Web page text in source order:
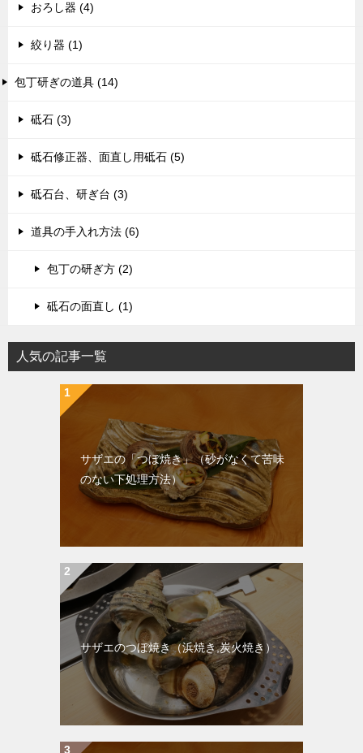
おろし器 (4)
絞り器 (1)
包丁研ぎの道具 (14)
砥石 (3)
砥石修正器、面直し用砥石 (5)
砥石台、研ぎ台 (3)
道具の手入れ方法 (6)
包丁の研ぎ方 (2)
砥石の面直し (1)
人気の記事一覧
サザエの「つぼ焼き」（砂がなくて苦味
のない下処理方法）
サザエのつぼ焼き（浜焼き,炭火焼き）